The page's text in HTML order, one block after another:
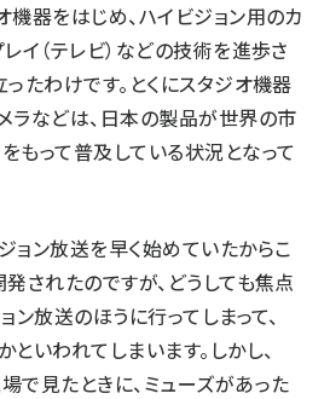
機器をはじめ、ハイビジョン用のカ
イ（テレビ）などの技術を進歩さ
たわけです。とくにスタジオ機器
ラなどは、日本の製品が世界の市
もって普及している状況となって
ョン放送を早く始めていたからこ
されたのですが、どうしても焦点
ン放送のほうに行ってしまって、
いわれてしまいます。しかし、
で見たときに、ミューズがあった